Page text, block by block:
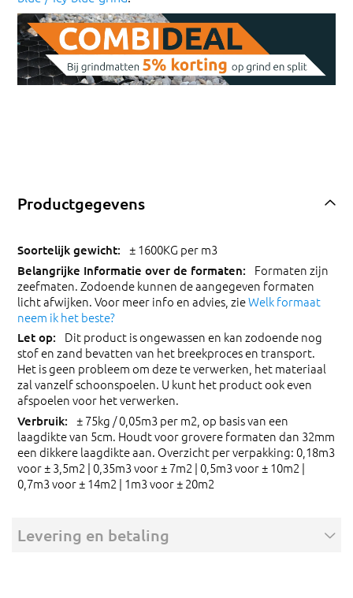
Productgegevens
± 1600KG per m3
Formaten zijn
zeefmaten. Zodoende kunnen de aangegeven formaten
licht afwijken. Voor meer info en advies, zieWelk formaat
neem ik het beste?
Dit product is ongewassen en kan zodoende nog
stof en zand bevatten van het breekproces en transport.
Het is geen probleem om deze te verwerken, het materiaal
zal vanzelf schoonspoelen. U kunt het product ook even
afspoelen voor het verwerken.
± 75kg / 0,05m3 per m2, op basis van een
laagdikte van 5cm. Houdt voor grovere formaten dan 32mm
een dikkere laagdikte aan. Overzicht per verpakking: 0,18m3
voor ± 3,5m2 | 0,35m3 voor ± 7m2 | 0,5m3 voor ± 10m2 |
0,7m3 voor ± 14m2 | 1m3 voor ± 20m2
Levering en betaling